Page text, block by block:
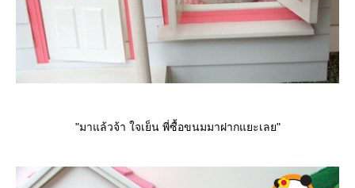
"มาแล้วจ้า ใจเย็น พี่ซื้อขนมมาฝากแยะเลย"